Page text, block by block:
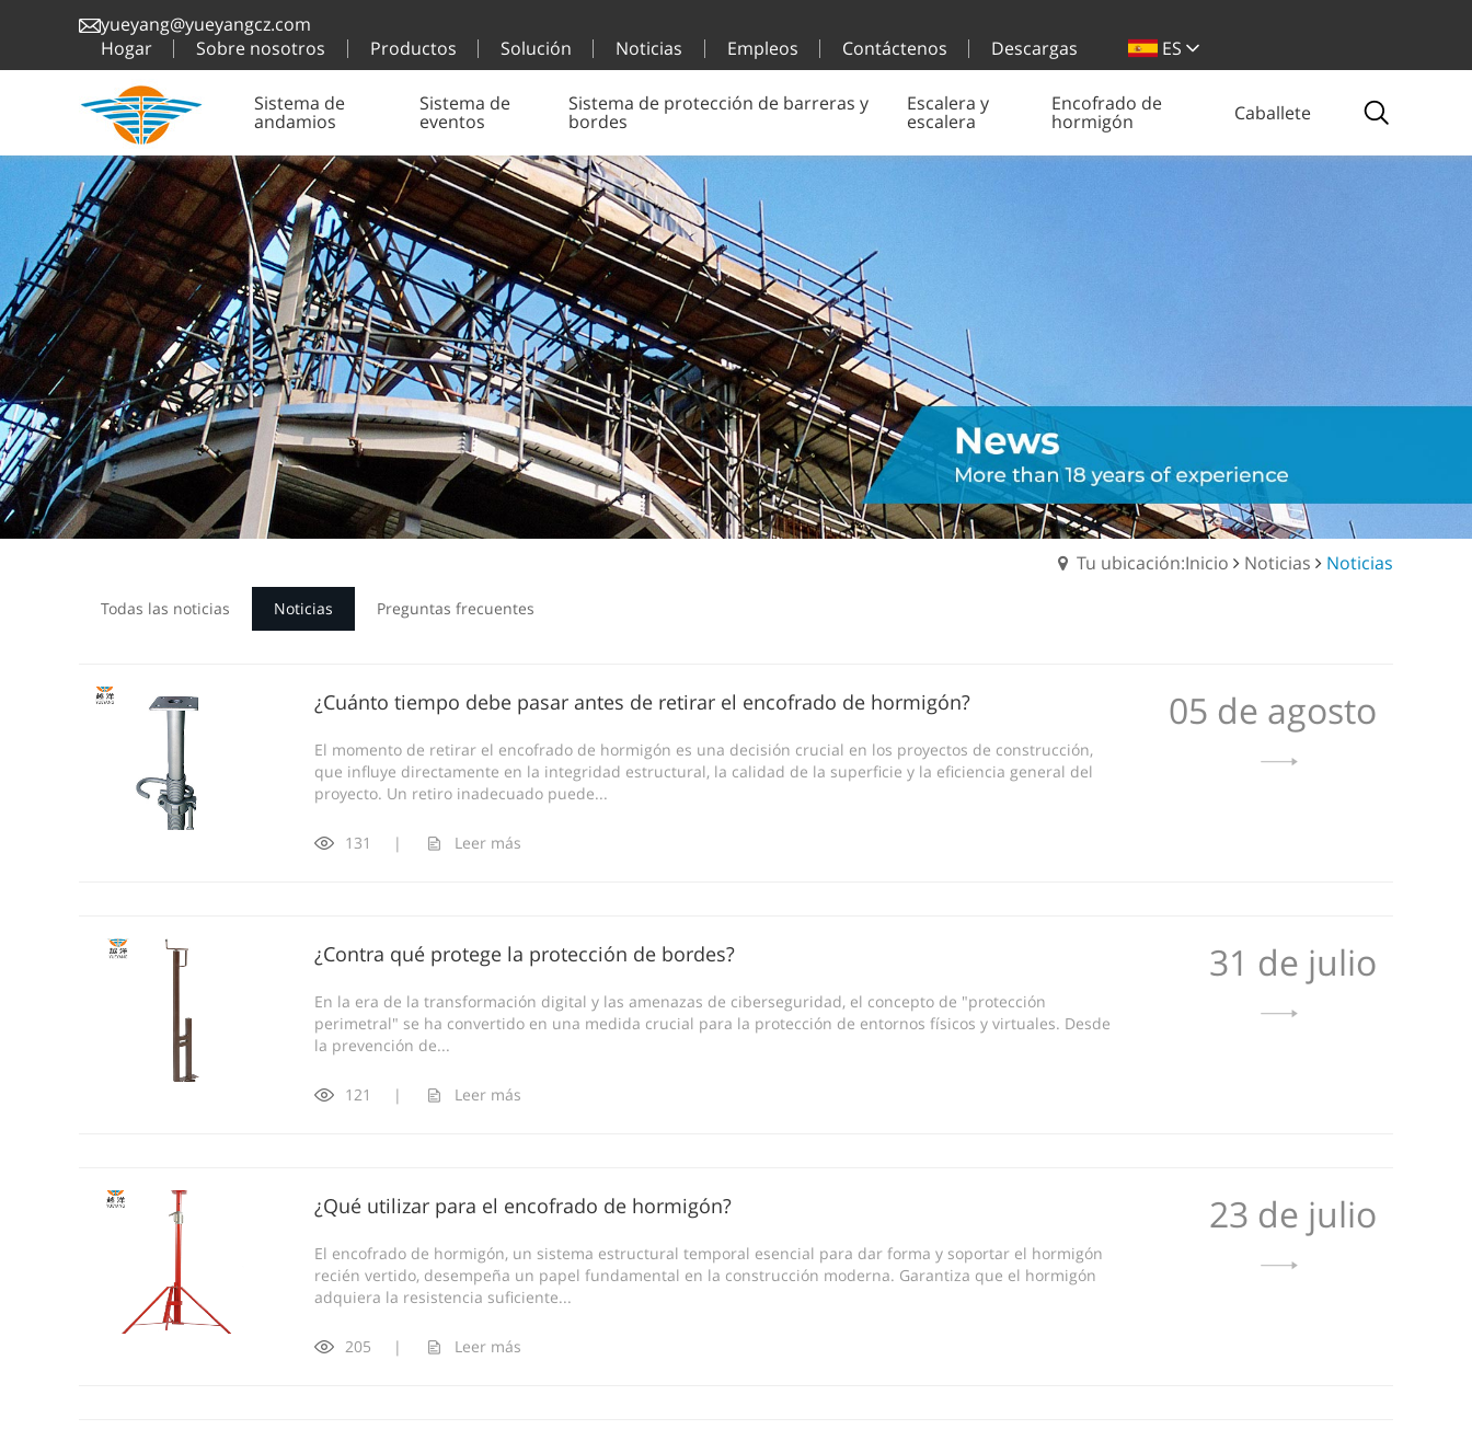
yueyang@yueyangcz.com
Hogar
Sobre nosotros Productos Solución Noticias Empleos Contáctenos Descargas ES
Sistema de
andamios
Sistema de
eventos
Sistema de protección de barreras y
bordes
Escalera y
escalera
Encofrado de
hormigón Caballete
Tu ubicación:Inicio Noticias Noticias
Todas las noticias Noticias Preguntas frecuentes
¿Cuánto tiempo debe pasar antes de retirar el encofrado de hormigón?
El momento de retirar el encofrado de hormigón es una decisión crucial en los proyectos de construcción,
que influye directamente en la integridad estructural, la calidad de la superficie y la eficiencia general del
proyecto. Un retiro inadecuado puede...
05 de agosto
131 | Leer más
¿Contra qué protege la protección de bordes?
En la era de la transformación digital y las amenazas de ciberseguridad, el concepto de "protección
perimetral" se ha convertido en una medida crucial para la protección de entornos físicos y virtuales. Desde
la prevención de...
31 de julio
121 | Leer más
¿Qué utilizar para el encofrado de hormigón?
El encofrado de hormigón, un sistema estructural temporal esencial para dar forma y soportar el hormigón
recién vertido, desempeña un papel fundamental en la construcción moderna. Garantiza que el hormigón
adquiera la resistencia suficiente...
23 de julio
205 | Leer más